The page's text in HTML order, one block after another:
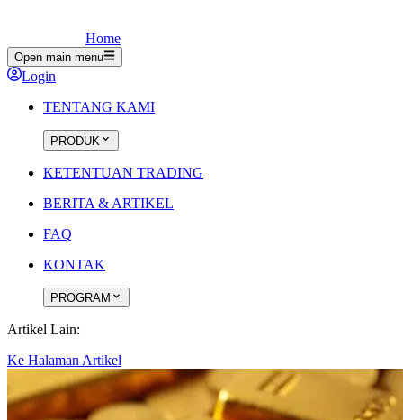
Home
Open main menu
Login
TENTANG KAMI
PRODUK
KETENTUAN TRADING
BERITA & ARTIKEL
FAQ
KONTAK
PROGRAM
Artikel Lain:
Ke Halaman Artikel